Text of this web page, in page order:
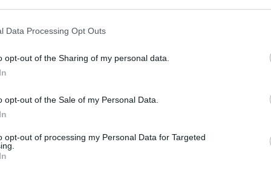
Data Processing Opt Outs
opt-out of the Sharing of my personal data.
opt-out of the Sale of my Personal Data.
opt-out of processing my Personal Data for Targeted
casa di appuntamenti . Il dramma scoppia
tra le braccia della figliastra, ignari l’uno
che la madre e la figliastra non hanno diritto
in un momento di debolezza. Ognuno di noi
non può essere giudicato per una sola
prova dell’incontro tra il padre e la figliastra
dell’impossibilità degli attori di rivivere il
verità. Il terzo atto ha come oggetto lo sdegno
decide di accogliere in casa moglie e figliastri,